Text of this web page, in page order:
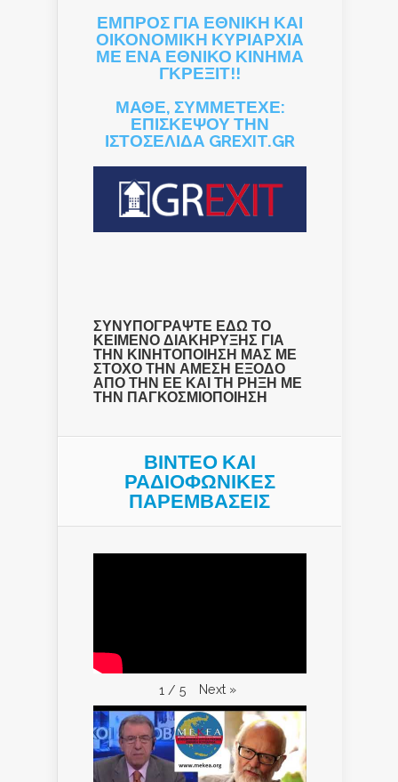
ΕΜΠΡΟΣ ΓΙΑ ΕΘΝΙΚΗ ΚΑΙ
ΟΙΚΟΝΟΜΙΚΗ ΚΥΡΙΑΡΧΙΑ
ΜΕ ΕΝΑ ΕΘΝΙΚΟ ΚΙΝΗΜΑ
ΓΚΡΕΞΙΤ!!
ΜΑΘΕ, ΣΥΜΜΕΤΕΧΕ:
ΕΠΙΣΚΕΨΟΥ ΤΗΝ
ΙΣΤΟΣΕΛΙΔΑ GREXIT.GR
ΣΥΝΥΠΟΓΡΑΨΤΕ ΕΔΩ ΤΟ
ΚΕΙΜΕΝΟ ΔΙΑΚΗΡΥΞΗΣ ΓΙΑ
ΤΗΝ ΚΙΝΗΤΟΠΟΙΗΣΗ ΜΑΣ ΜΕ
ΣΤΟΧΟ ΤΗΝ ΑΜΕΣΗ ΕΞΟΔΟ
ΑΠΟ ΤΗΝ ΕΕ ΚΑΙ ΤΗ ΡΗΞΗ ΜΕ
ΤΗΝ ΠΑΓΚΟΣΜΙΟΠΟΙΗΣΗ
ΒΙΝΤΕΟ ΚΑΙ
ΡΑΔΙΟΦΩΝΙΚΕΣ
ΠΑΡΕΜΒΑΣΕΙΣ
1 / 5 Next »